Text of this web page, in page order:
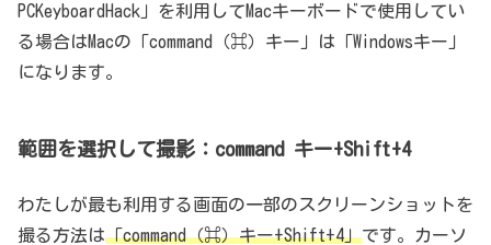
PCKeyboardHack」を利用してMacキーボードで使用してい
る場合はMacの「command（⌘）キー」は「Windowsキー」
になります。
範囲を選択して撮影：command キー+Shift+4
わたしが最も利用する画面の一部のスクリーンショットを
撮る方法は「command（⌘）キー+Shift+4」です。カーソ